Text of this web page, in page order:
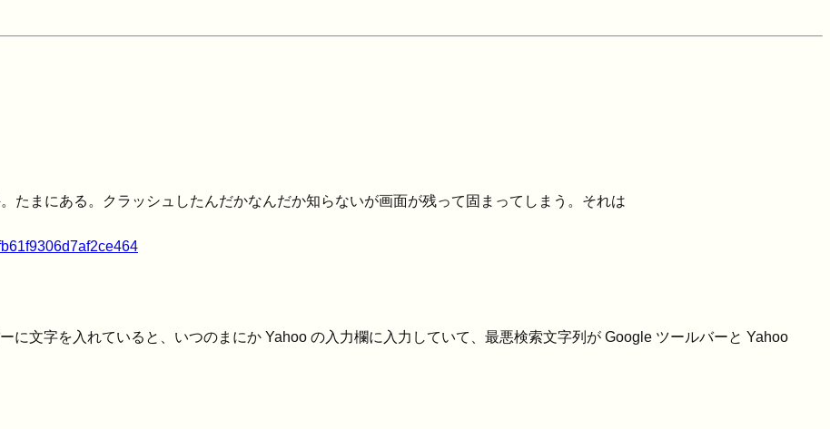
まにある。クラッシュしたんだかなんだか知らないが画面が残って固まってしまう。それは
文字を入れていると、いつのまにか Yahoo の入力欄に入力していて、最悪検索文字列が Google ツールバーと Yahoo